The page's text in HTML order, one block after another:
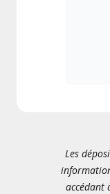
Les
accédant